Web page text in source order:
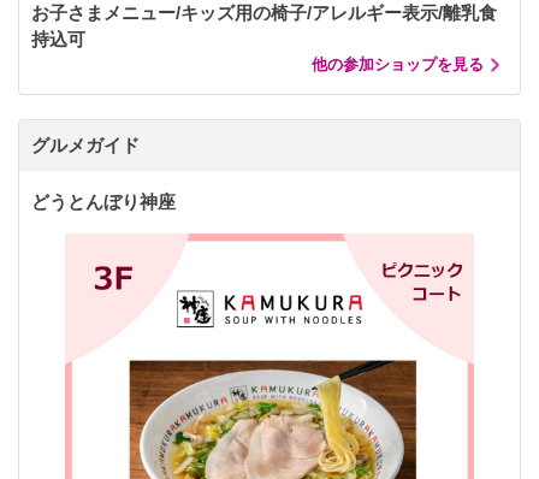
お子さまメニュー/キッズ用の椅子/アレルギー表示/離乳食
持込可
他の参加ショップを見る
グルメガイド
どうとんぼり神座